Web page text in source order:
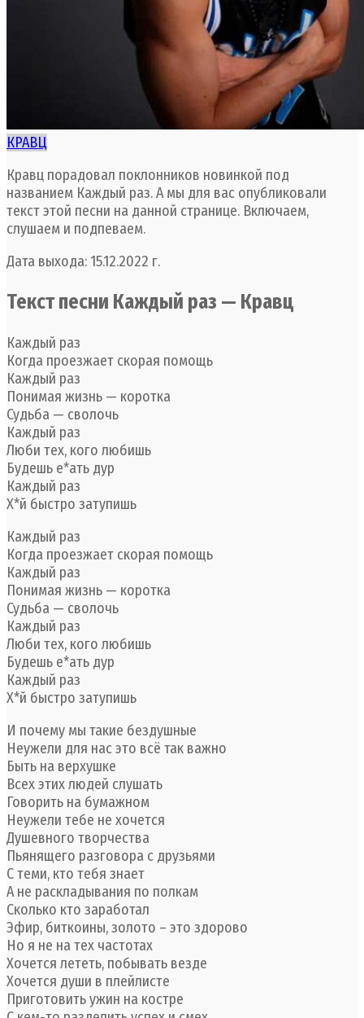
КРАВЦ
Кравц порадовал поклонников новинкой под
названием Каждый раз. А мы для вас опубликовали
текст этой песни на данной странице. Включаем,
слушаем и подпеваем.
Дата выхода: 15.12.2022 г.
Текст песни Каждый раз — Кравц
Каждый раз
Когда проезжает скорая помощь
Каждый раз
Понимая жизнь — коротка
Судьба — сволочь
Каждый раз
Люби тех, кого любишь
Будешь е*ать дур
Каждый раз
Х*й быстро затупишь
Каждый раз
Когда проезжает скорая помощь
Каждый раз
Понимая жизнь — коротка
Судьба — сволочь
Каждый раз
Люби тех, кого любишь
Будешь е*ать дур
Каждый раз
Х*й быстро затупишь
И почему мы такие бездушные
Неужели для нас это всё так важно
Быть на верхушке
Всех этих людей слушать
Говорить на бумажном
Неужели тебе не хочется
Душевного творчества
Пьянящего разговора с друзьями
С теми, кто тебя знает
А не раскладывания по полкам
Сколько кто заработал
Эфир, биткоины, золото – это здорово
Но я не на тех частотах
Хочется лететь, побывать везде
Хочется души в плейлисте
Приготовить ужин на костре